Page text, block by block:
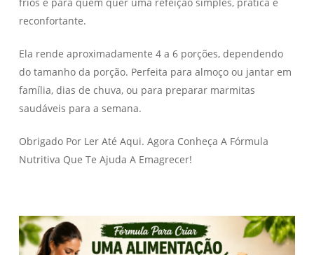
reconfortante.
Ela rende aproximadamente 4 a 6 porções, dependendo
do tamanho da porção. Perfeita para almoço ou jantar em
família, dias de chuva, ou para preparar marmitas
saudáveis para a semana.
Obrigado Por Ler Até Aqui. Agora Conheça A Fórmula
Nutritiva Que Te Ajuda A Emagrecer!